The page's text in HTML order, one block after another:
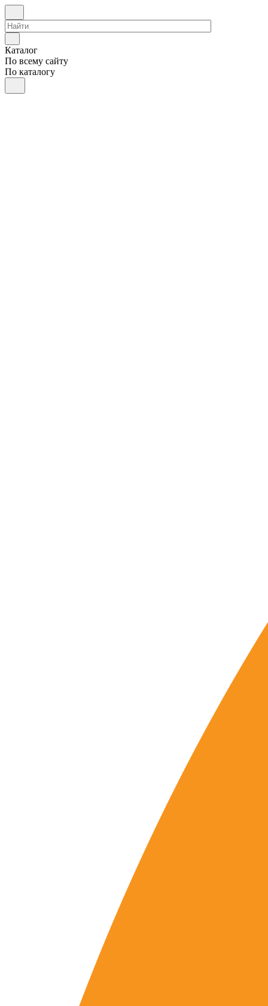
Каталог
По всему сайту
По каталогу